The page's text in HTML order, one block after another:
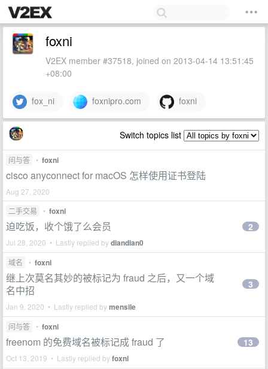
foxni
V2EX member #37518, joined on 2013-04-14 13:51:45
+08:00
fox_ni foxnipro.com foxni
Switch topics list
问与答 • foxni
cisco anyconnect for macOS 怎样使用证书登陆
Aug 27, 2020
二手交易
• foxni
迫吃饭，收个饿了么会员
Jul 28, 2020 • Lastly replied bydiandian0
2
域名 • foxni
继上次莫名其妙的被标记为 fraud 之后，又一个域
名中招
Jan 9, 2020 • Lastly replied bymensile
3
问与答 • foxni
freenom 的免费域名被标记成 fraud 了
Oct 13, 2019 • Lastly replied byfoxni
13